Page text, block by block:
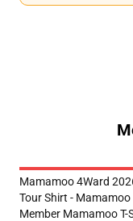
Mamamoo 4Ward
Tour Shirt - Mamamoo
Member Mamamoo T-